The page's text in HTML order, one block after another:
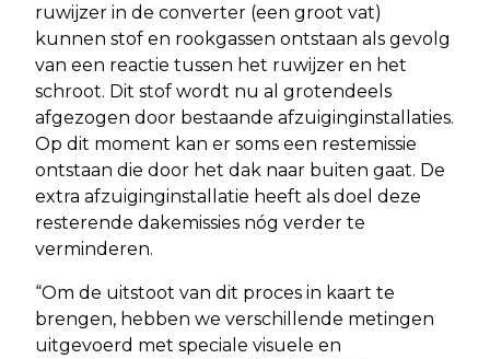
ruwijzer in de converter (een groot vat)
kunnen stof en rookgassen ontstaan als gevolg
van een reactie tussen het ruwijzer en het
schroot. Dit stof wordt nu al grotendeels
afgezogen door bestaande afzuiginginstallaties.
Op dit moment kan er soms een restemissie
ontstaan die door het dak naar buiten gaat. De
extra afzuiginginstallatie heeft als doel deze
resterende dakemissies nóg verder te
verminderen.
“Om de uitstoot van dit proces in kaart te
brengen, hebben we verschillende metingen
uitgevoerd met speciale visuele en